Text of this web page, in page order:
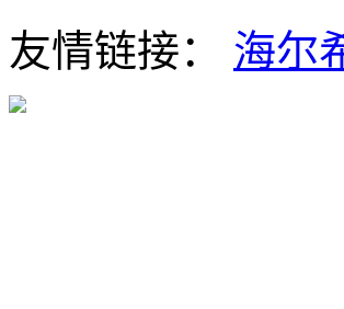
友情链接： 海尔